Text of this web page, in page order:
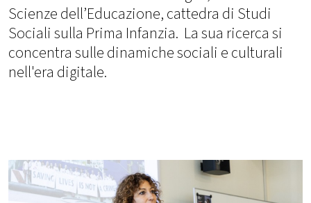
Scienze dell’Educazione, cattedra di Studi
Sociali sulla Prima Infanzia. La sua ricerca si
concentra sulle dinamiche sociali e culturali
nell'era digitale.